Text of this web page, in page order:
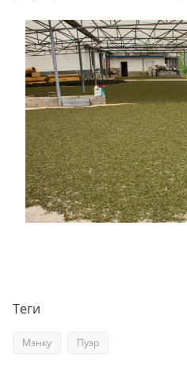
Теги
Мэнку Пуэр